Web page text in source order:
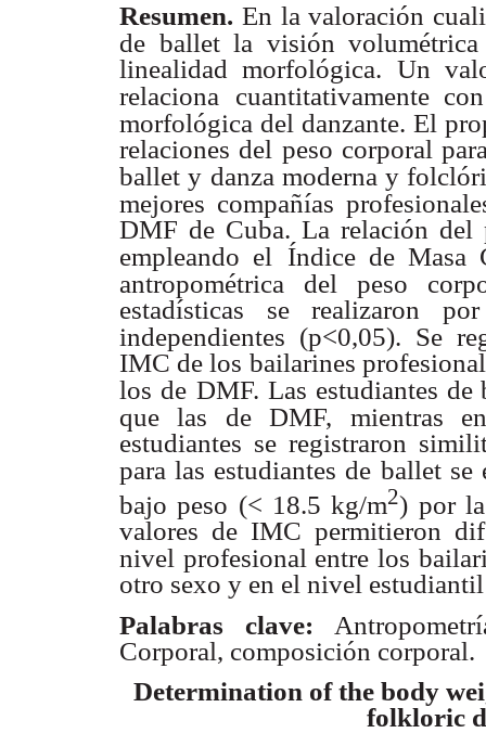
Resumen. En la valoración
de ballet la visión
linealidad morfológica. Un
relaciona
cuantitativamente
morfológica del danzante. El
relaciones del peso corporal
ballet y danza moderna y
mejores compañías
DMF de Cuba. La relación del
empleando el
Índice de Masa
antropométrica del peso
estadísticas se realizaron
independientes (p<0,05). Se
IMC de los bailarines
los de DMF. Las estudiantes
que las de DMF, mientras
estudiantes se registraron
para las estudiantes de ballet se
bajo peso (< 18.5 kg/m2) por
valores de IMC permitieron
nivel profesional entre los
otro sexo y en el nivel
Palabras clave:
Corporal, composición corporal.
Determination of the body
folkloric